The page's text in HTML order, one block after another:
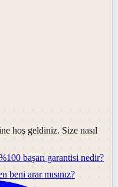
hoş geldiniz. Size nasıl
başarı garantisi nedir?
beni arar mısınız?